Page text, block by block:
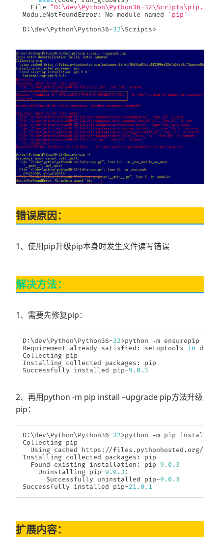
  File
"D:\dev\Python\Python36-
ModuleNotFoundError : No module named
'pip'
D: \dev\Python\Python36-32\Scripts>
错误原因：
1、使用pip升级pip本身时发生文件读写错误
解决方法：
1、需要先修复pip：
D: \dev\Python\Python36-32>python -m ensurepip
Requirement already satisfied : setuptools in d
Collecting pip
Installing collected packages :
pip
Successfully installed pip-9.0 .3
2、再用python -m pip install –upgrade pip方法升级
pip：
D: \dev\Python\Python36-32>python -m pip install
Collecting pip
  Using cached https
: //files . pythonhosted . org/
Installing collected packages :
pip
  Found existing installation
: pip 9.0 .3
    Uninstalling pip
-9.0 .3 :
      Successfully uninstalled pip
-9.0 .3
Successfully installed pip-21.0 .1
扩展内容：